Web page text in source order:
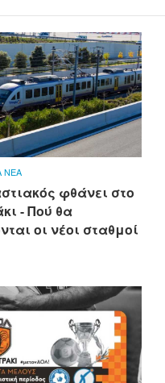
ΝΕΑ
φθάνει στο
- Πού θα
οι νέοι σταθμοί